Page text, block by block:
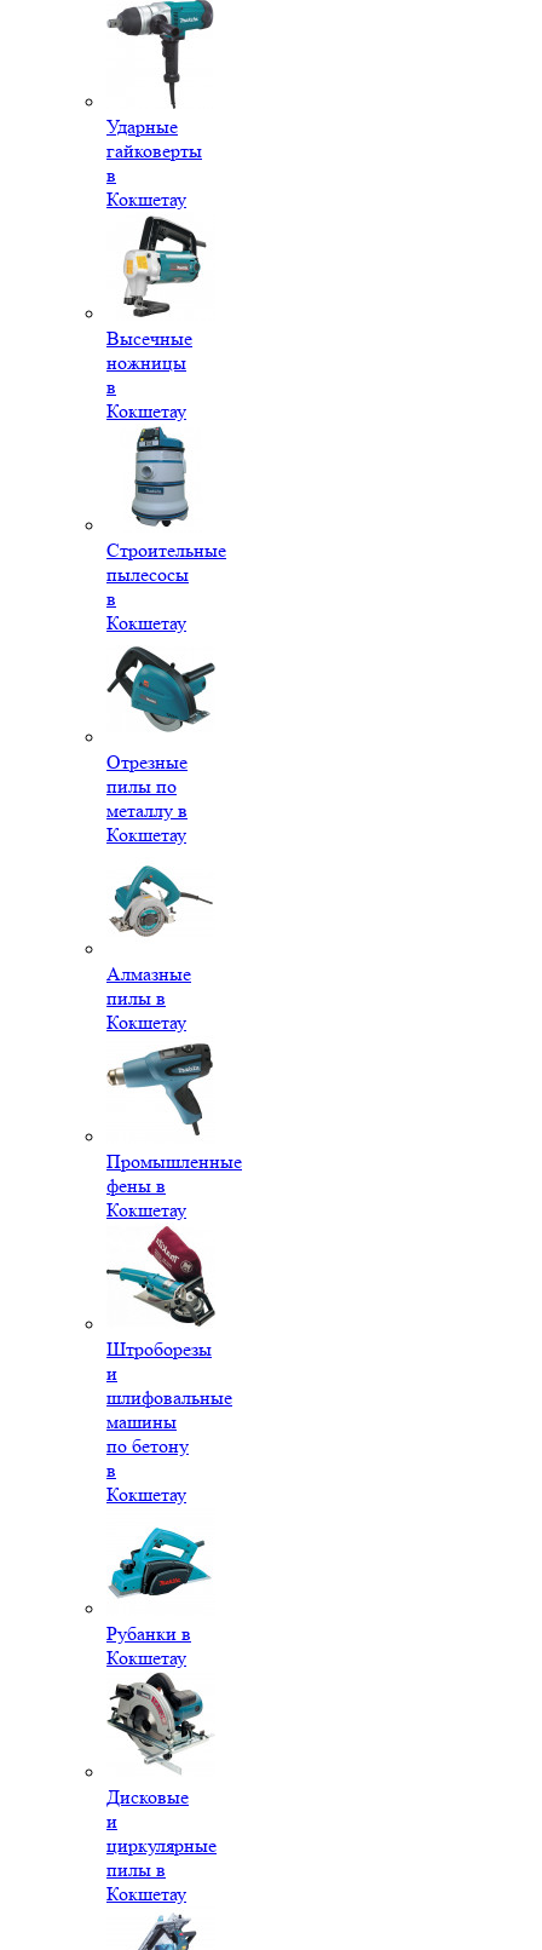
Ударные
гайковерты
в
Кокшетау
Высечные
ножницы
в
Кокшетау
Строительные
пылесосы
в
Кокшетау
Отрезные
пилы по
металлу в
Кокшетау
Алмазные
пилы в
Кокшетау
Промышленные
фены в
Кокшетау
Штроборезы
и
шлифовальные
машины
по бетону
в
Кокшетау
Рубанки в
Кокшетау
Дисковые
и
циркулярные
пилы в
Кокшетау